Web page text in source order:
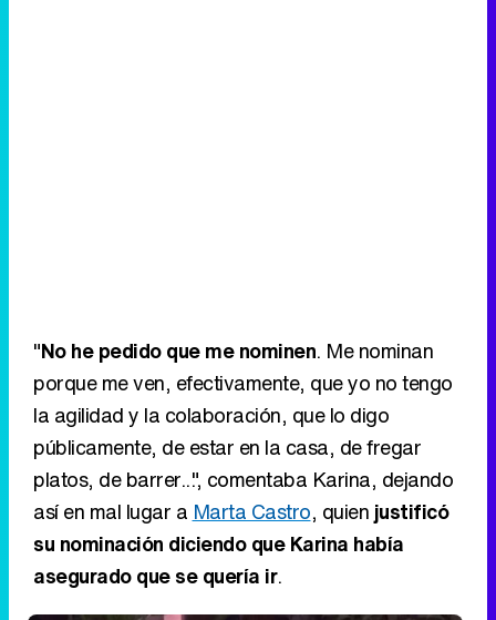
"No he pedido que me nominen. Me nominan
porque me ven, efectivamente, que yo no tengo
la agilidad y la colaboración, que lo digo
públicamente, de estar en la casa, de fregar
platos, de barrer...", comentaba Karina, dejando
así en mal lugar a Marta Castro, quien justificó
su nominación diciendo que Karina había
asegurado que se quería ir.